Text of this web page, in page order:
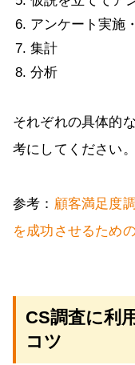
アンケート実施
集計
分析
それぞれの具体的
考にしてください。
参考： 顧客満足度
を成功させるため
CS調査に利
コツ